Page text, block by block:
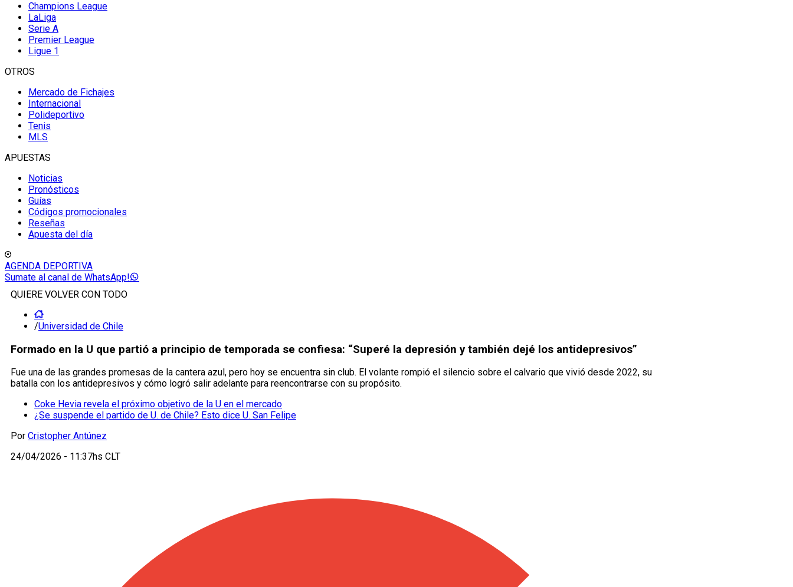
Champions League
LaLiga
Serie A
Premier League
Ligue 1
OTROS
Mercado de Fichajes
Internacional
Polideportivo
Tenis
MLS
APUESTAS
Noticias
Pronósticos
Guías
Códigos promocionales
Reseñas
Apuesta del día
AGENDA DEPORTIVA
Sumate al canal de WhatsApp!
QUIERE VOLVER CON TODO
/Universidad de Chile
Formado en la U que partió a principio de temporada se confiesa: “Superé la depresión y también dejé los antidepresivos”
Fue una de las grandes promesas de la cantera azul, pero hoy se encuentra sin club. El volante rompió el silencio sobre el calvario que vivió desde 2022, su
batalla con los antidepresivos y cómo logró salir adelante para reencontrarse con su propósito.
Coke Hevia revela el próximo objetivo de la U en el mercado
¿Se suspende el partido de U. de Chile? Esto dice U. San Felipe
Por Cristopher Antúnez
24/04/2026 - 11:37hs CLT